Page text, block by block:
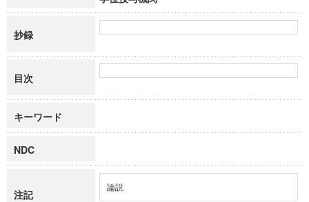
抄録
目次
キーワード
NDC
注記
論説